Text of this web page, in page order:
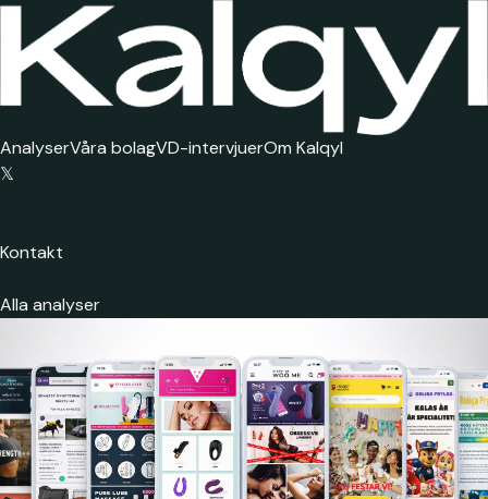
AnalyserVåra bolagVD-intervjuerOm Kalqyl
𝕏
Kontakt
Alla analyser